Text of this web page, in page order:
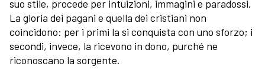
suo stile, procede per intuizioni, immagini e paradossi.
La gloria dei pagani e quella dei cristiani non
coincidono: per i primi la si conquista con uno sforzo; i
secondi, invece, la ricevono in dono, purché ne
riconoscano la sorgente.